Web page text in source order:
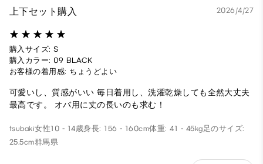
上下セット購入 2026/4/27
購入サイズ: S
購入カラー: 09 BLACK
お客様の着用感: ちょうどよい
可愛いし、質感がいい 毎日着用し、洗濯乾燥しても全然大丈夫
最高です。 オバ用に丈の長いのも求む！
tsubaki女性10 - 14歳身長: 156 - 160cm体重: 41 - 45kg足のサイズ:
25.5cm群馬県